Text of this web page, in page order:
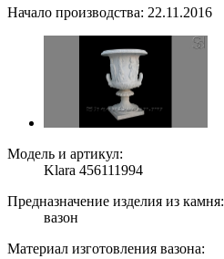
Начало производства: 22.11.2016
Модель и артикул:
Klara 456111994
Предназначение изделия из камня:
вазон
Материал изготовления вазона: